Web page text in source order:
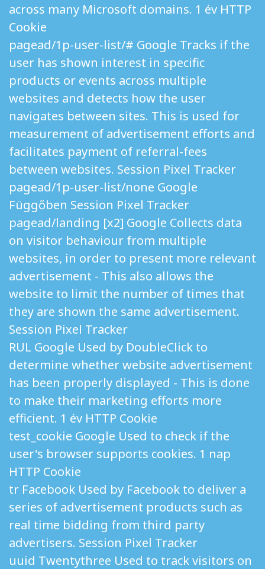
across many Microsoft domains. 1 év HTTP
Cookie
pagead/1p-user-list/# Google Tracks if the
user has shown interest in specific
products or events across multiple
websites and detects how the user
navigates between sites. This is used for
measurement of advertisement efforts and
facilitates payment of referral-fees
between websites. Session Pixel Tracker
pagead/1p-user-list/none Google
Függőben Session Pixel Tracker
pagead/landing [x2] Google Collects data
on visitor behaviour from multiple
websites, in order to present more relevant
advertisement - This also allows the
website to limit the number of times that
they are shown the same advertisement.
Session Pixel Tracker
RUL Google Used by DoubleClick to
determine whether website advertisement
has been properly displayed - This is done
to make their marketing efforts more
efficient. 1 év HTTP Cookie
test_cookie Google Used to check if the
user's browser supports cookies. 1 nap
HTTP Cookie
tr Facebook Used by Facebook to deliver a
series of advertisement products such as
real time bidding from third party
advertisers. Session Pixel Tracker
uuid Twentythree Used to track visitors on